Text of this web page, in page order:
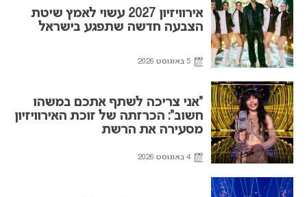
אירוויזיון 2027 עשוי לאמץ שיטת
הצבעה חדשה שתפגע בישראל
5 באוגוסט 2026
“אני צריכה לשתף אתכם במשהו
חשוב”: הכרזתה של זוכת האירוויזיון
מסעירה את הרשת
4 באוגוסט 2026